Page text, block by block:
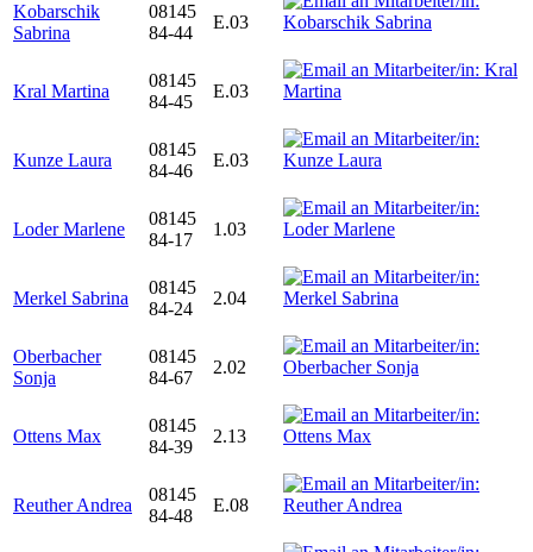
Kobarschik
Sabrina
08145
84-44
E.03
Kral Martina
08145
84-45
E.03
Kunze Laura
08145
84-46
E.03
Loder Marlene
08145
84-17
1.03
Merkel Sabrina
08145
84-24
2.04
Oberbacher
Sonja
08145
84-67
2.02
Ottens Max
08145
84-39
2.13
Reuther Andrea
08145
84-48
E.08